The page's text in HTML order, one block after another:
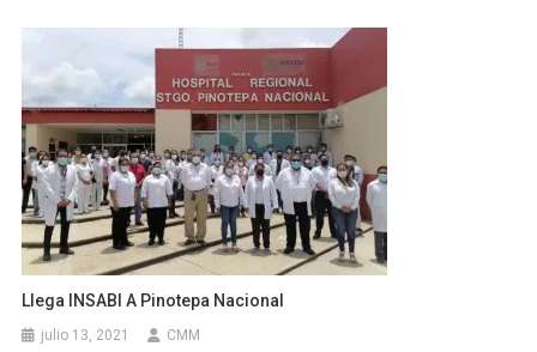
Llega INSABI A Pinotepa Nacional
julio 13, 2021 CMM